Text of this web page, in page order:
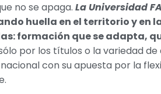
no se apaga. La Universidad
huella en el territorio y en
formación que se adapta,
por los títulos o la variedad
con su apuesta por la